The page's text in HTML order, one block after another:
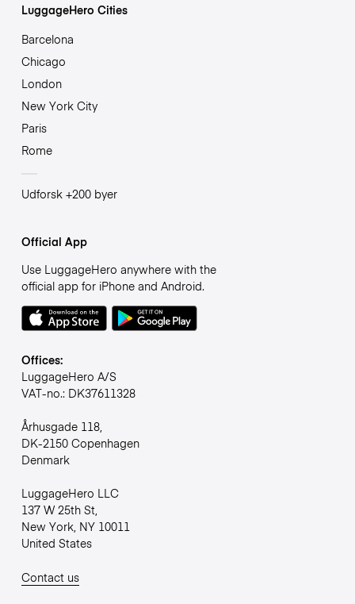
LuggageHero Cities
Barcelona
Chicago
London
New York City
Paris
Rome
Udforsk +200 byer
Official App
Use LuggageHero anywhere with the
official app for iPhone and Android.
Offices:
LuggageHero A/S
VAT-no.: DK37611328
Århusgade 118,
DK-2150 Copenhagen
Denmark
LuggageHero LLC
137 W 25th St,
New York, NY 10011
United States
Contact us